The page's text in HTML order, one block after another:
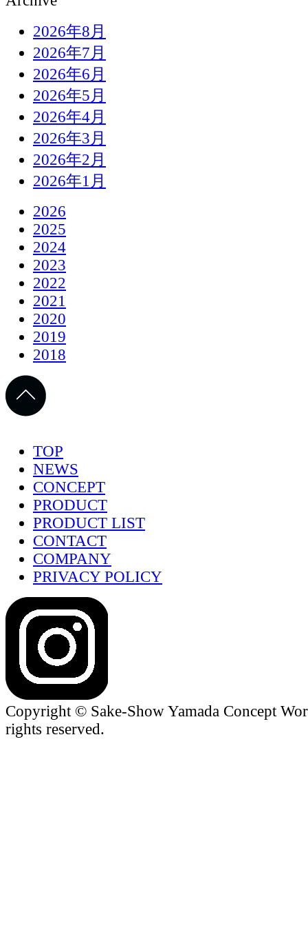
2026年8月
2026年7月
2026年6月
2026年5月
2026年4月
2026年3月
2026年2月
2026年1月
2026
2025
2024
2023
2022
2021
2020
2019
2018
TOP
NEWS
CONCEPT
PRODUCT
PRODUCT LIST
CONTACT
COMPANY
PRIVACY POLICY
Copyright © Sake-Show Yamada Concept
rights reserved.